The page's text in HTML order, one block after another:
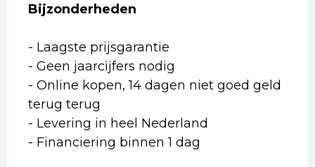
Bijzonderheden
- Laagste prijsgarantie
- Geen jaarcijfers nodig
- Online kopen, 14 dagen niet goed geld
terug terug
- Levering in heel Nederland
- Financiering binnen 1 dag